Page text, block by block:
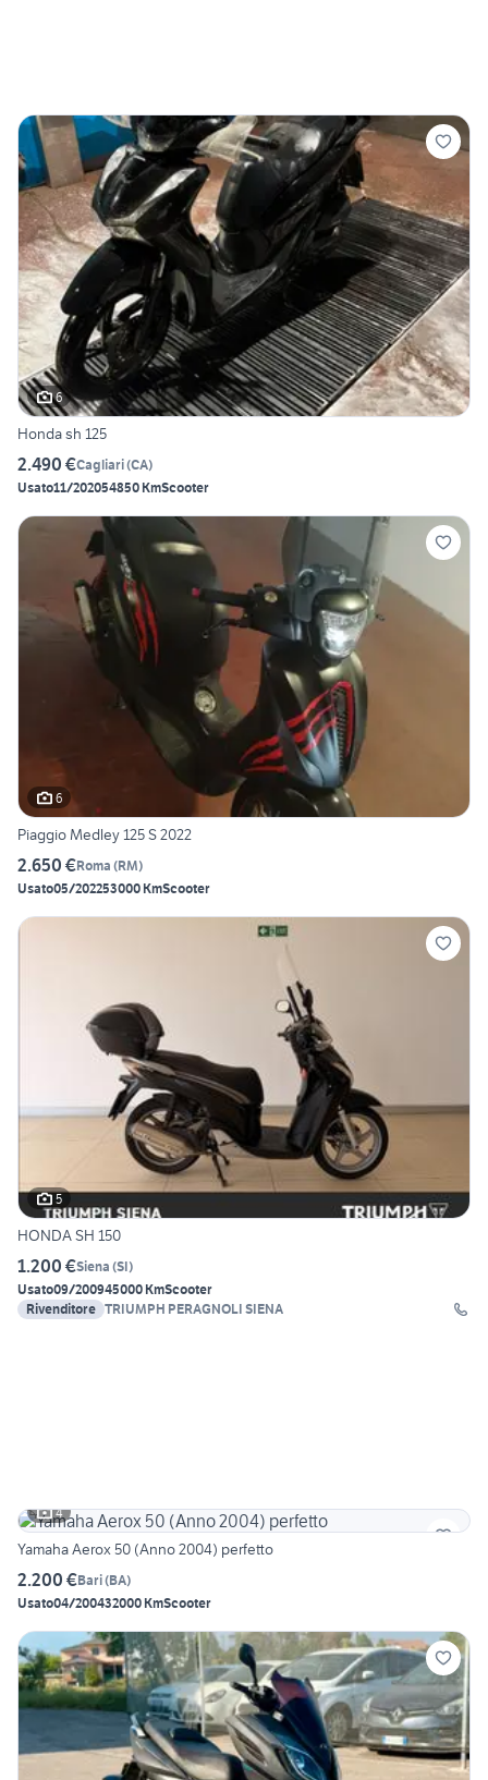
6
Honda sh 125
2.490 €Cagliari(CA)
Usato11/202054850 KmScooter
6
Piaggio Medley 125 S 2022
2.650 €Roma (RM)
Usato05/202253000 KmScooter
5
HONDA SH 150
1.200 €Siena (SI)
Usato09/200945000 KmScooter
Rivenditore TRIUMPH PERAGNOLI SIENA
4
Yamaha Aerox 50 (Anno 2004) perfetto
2.200 €Bari(BA)
Usato04/200432000 KmScooter